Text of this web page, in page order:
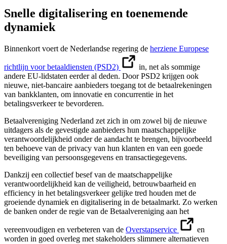
Snelle digitalisering en toenemende
dynamiek
Binnenkort voert de Nederlandse regering de herziene Europese
richtlijn voor betaaldiensten (PSD2)
in, net als sommige
andere EU-lidstaten eerder al deden. Door PSD2 krijgen ook
nieuwe, niet-bancaire aanbieders toegang tot de betaalrekeningen
van bankklanten, om innovatie en concurrentie in het
betalingsverkeer te bevorderen.
Betaalvereniging Nederland zet zich in om zowel bij de nieuwe
uitdagers als de gevestigde aanbieders hun maatschappelijke
verantwoordelijkheid onder de aandacht te brengen, bijvoorbeeld
ten behoeve van de privacy van hun klanten en van een goede
beveiliging van persoonsgegevens en transactiegegevens.
Dankzij een collectief besef van de maatschappelijke
verantwoordelijkheid kan de veiligheid, betrouwbaarheid en
efficiency in het betalingsverkeer gelijke tred houden met de
groeiende dynamiek en digitalisering in de betaalmarkt. Zo werken
de banken onder de regie van de Betaalvereniging aan het
vereenvoudigen en verbeteren van de Overstapservice
en
worden in goed overleg met stakeholders slimmere alternatieven